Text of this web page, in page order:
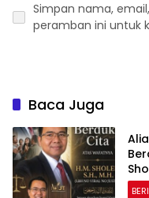
Simpan nama,
peramban ini untuk
Baca Juga